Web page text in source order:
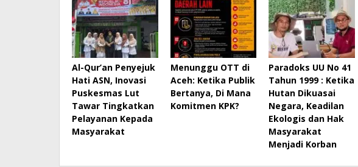
Al-Qur’an Penyejuk
Hati ASN, Inovasi
Puskesmas Lut
Tawar Tingkatkan
Pelayanan Kepada
Masyarakat
Menunggu OTT di
Aceh: Ketika Publik
Bertanya, Di Mana
Komitmen KPK?
Paradoks UU No 41
Tahun 1999 : Ketika
Hutan Dikuasai
Negara, Keadilan
Ekologis dan Hak
Masyarakat
Menjadi Korban